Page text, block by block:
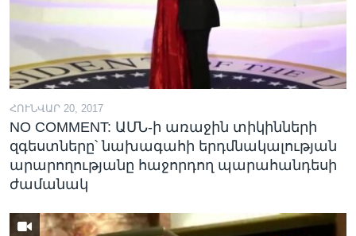
ՀՈՒՆՎԱՐ 20, 2017
NO COMMENT: ԱՄՆ-ի առաջին տիկինների
զգեստները՝ նախագահի երդմնակալության
արարողությանը հաջորդող պարահանդեսի
ժամանակ